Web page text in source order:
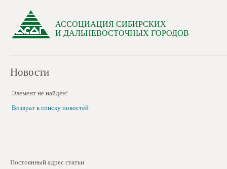
АССОЦИАЦИЯ СИБИРСКИХ
И ДАЛЬНЕВОСТОЧНЫХ ГОРОДОВ
Новости
Элемент не найден!
Возврат к списку новостей
Постоянный адрес статьи